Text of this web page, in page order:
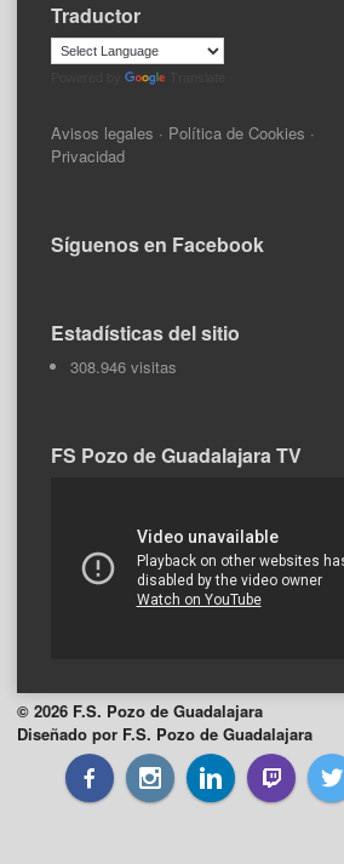
Traductor
Avisos legales · Política de Cookies ·
Privacidad
Síguenos en Facebook
Estadísticas del sitio
308.946 visitas
FS Pozo de Guadalajara TV
© 2026 F.S. Pozo de Guadalajara
Diseñado por F.S. Pozo de Guadalajara